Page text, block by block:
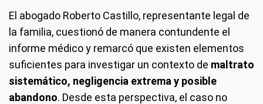
El abogado Roberto Castillo, representante legal de
la familia, cuestionó de manera contundente el
informe médico y remarcó que existen elementos
suficientes para investigar un contexto de maltrato
sistemático, negligencia extrema y posible
abandono. Desde esta perspectiva, el caso no